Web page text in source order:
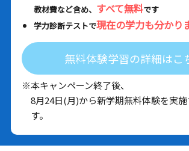
教材費など含め、 すべて無料です
学力診断テストで現在の学力も分かり
無料体験学習の詳細はこ
※本キャンペーン終了後、
8月24日(月)から新学期無料体験を実
す。